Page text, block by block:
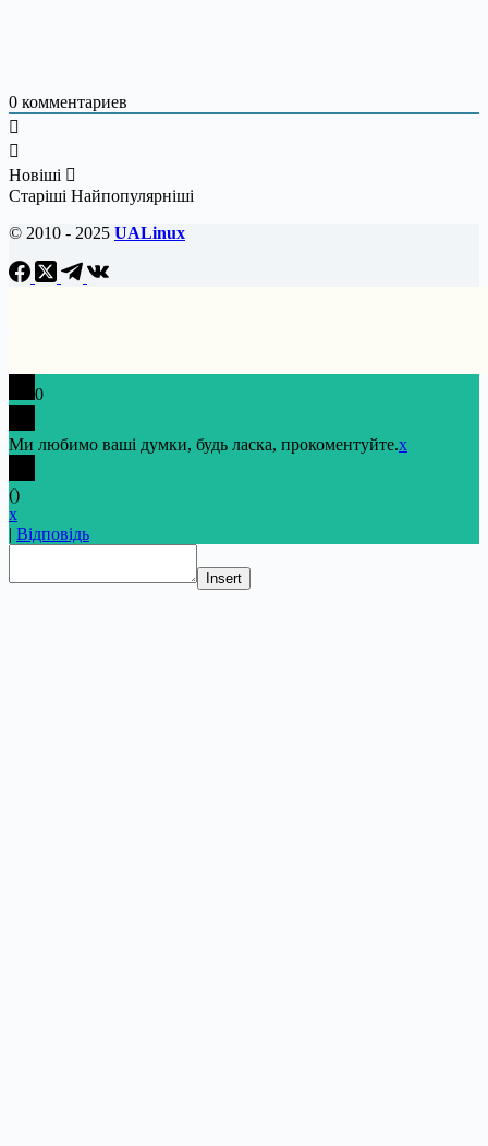
0 комментариев
Новіші
Старіші Найпопулярніші
© 2010 - 2025 UALinux
0
Ми любимо ваші думки, будь ласка, прокоментуйте.x
()
x
| Відповідь
Insert